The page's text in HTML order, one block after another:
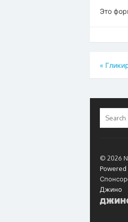
Это
по
«
for:
© 2026
Powered
Джино